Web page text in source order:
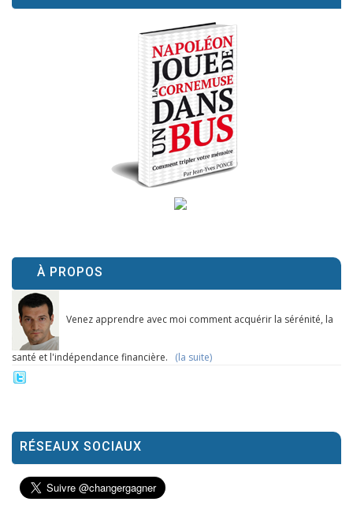
À PROPOS
Venez apprendre avec moi comment acquérir la sérénité, la
santé et l'indépendance financière. (la suite)
RÉSEAUX SOCIAUX